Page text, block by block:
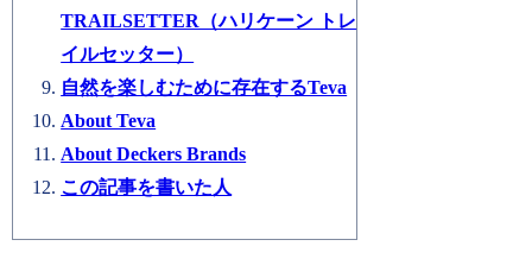
TRAILSETTER（ハリケーン トレ
イルセッター）
自然を楽しむために存在するTeva
About Teva
About Deckers Brands
この記事を書いた人